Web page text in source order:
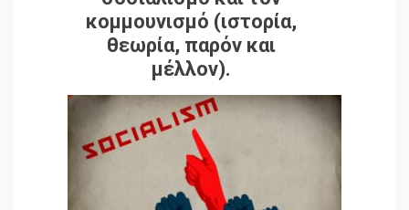
κομμουνισμό (ιστορία,
θεωρία, παρόν και
μέλλον).
Δωρεάν βιβλίο από το
Documento: Η μεγάλη
ληστεία και ο έλεγχος των
λαών